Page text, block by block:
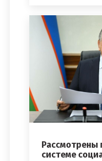
Рассмотрены
системе